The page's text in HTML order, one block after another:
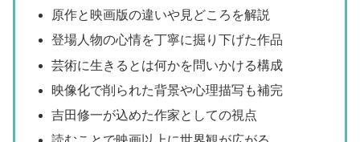
原作と映画版の違いや見どころを解説
登場人物の心情を丁寧に掘り下げた作品
芸術に生きるとは何かを問いかける構成
映像化で削られた背景や心理描写も補完
吉田修一が込めた作家としての視点